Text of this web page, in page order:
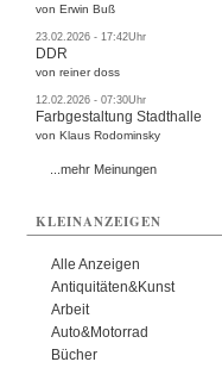
von Erwin Buß
23.02.2026 - 17:42Uhr
DDR
von reiner doss
12.02.2026 - 07:30Uhr
Farbgestaltung Stadthalle
von Klaus Rodominsky
...mehr Meinungen
KLEINANZEIGEN
Alle Anzeigen
Antiquitäten&Kunst
Arbeit
Auto&Motorrad
Bücher